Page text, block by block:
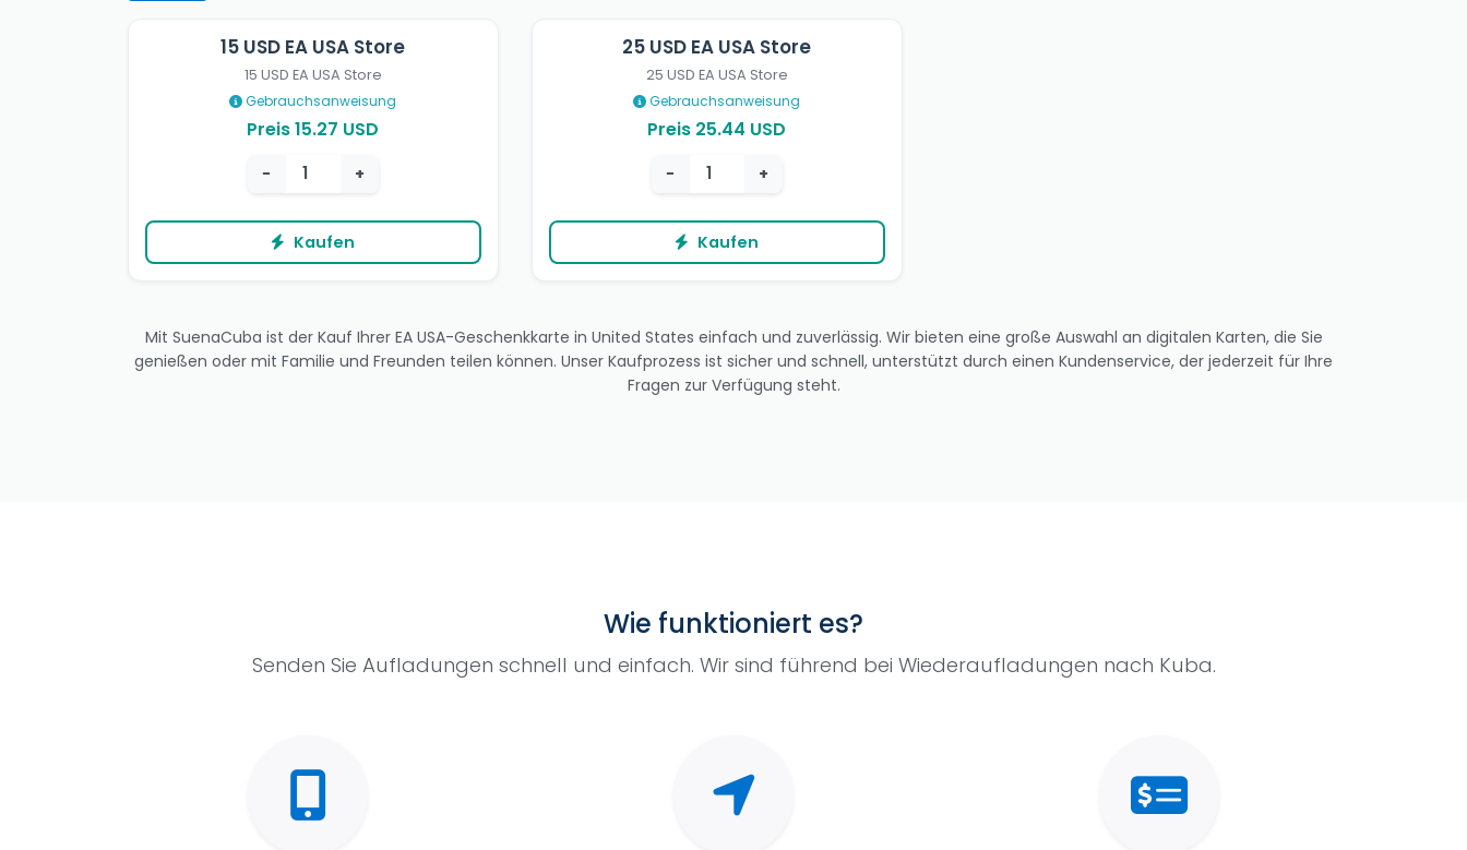
15 USD EA USA Store
15 USD EA USA Store
Gebrauchsanweisung
Preis 15.27 USD
− +
Kaufen
25 USD EA USA Store
25 USD EA USA Store
Gebrauchsanweisung
Preis 25.44 USD
− +
Kaufen
Mit SuenaCuba ist der Kauf Ihrer EA USA-Geschenkkarte in United States einfach und zuverlässig. Wir bieten eine große Auswahl an digitalen Karten, die Sie
genießen oder mit Familie und Freunden teilen können. Unser Kaufprozess ist sicher und schnell, unterstützt durch einen Kundenservice, der jederzeit für Ihre
Fragen zur Verfügung steht.
Wie funktioniert es?
Senden Sie Aufladungen schnell und einfach. Wir sind führend bei Wiederaufladungen nach Kuba.